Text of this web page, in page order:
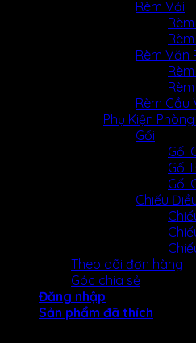
Rèm Vải
Rèm Văn
Rèm Cầu
Phụ Kiện
Gối
Gối
Gối
Gối
Chiếu
Theo dõi đơn hàng
Góc chia sẻ
Đăng nhập
Sản phẩm đã thích